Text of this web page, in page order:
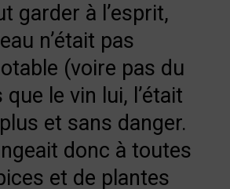
garder à l’esprit,
n’était pas
(voire pas du
le vin lui, l’était
et sans danger.
donc à toutes
et de plantes